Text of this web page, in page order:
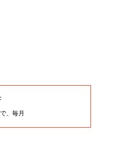
、毎月